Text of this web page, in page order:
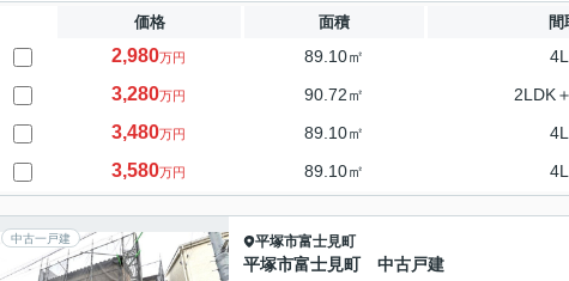
価格 面積 間
2,980万円 89.10㎡
3,280万円 90.72㎡ 2LDK
3,480万円 89.10㎡
3,580万円 89.10㎡
中古一戸建 平塚市富士見町
平塚市富士見町 中古戸建